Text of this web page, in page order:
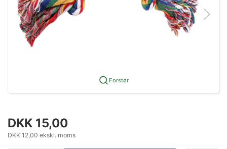
Forstør
DKK 15,00
DKK 12,00 ekskl. moms